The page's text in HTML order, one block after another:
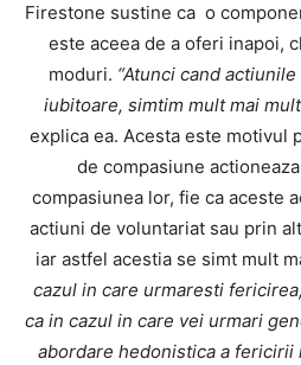
Firestone sustine ca o
este aceea de a oferi inapoi,
moduri. “Atunci cand
iubitoare, simtim mult mai
explica ea. Acesta este motivul
de compasiune
compasiunea lor, fie ca aceste
actiuni de voluntariat sau prin
iar astfel acestia se simt mult
cazul in care urmaresti
ca in cazul in care vei urmari
abordare hedonistica a